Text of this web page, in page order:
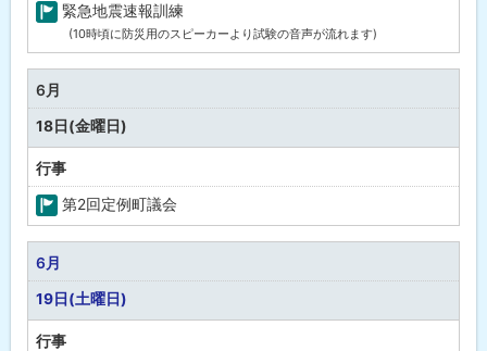
行
事
緊急地震速報訓練
(10時頃に防災用のスピーカーより試験の音声が流れます)
6月
18日(金曜日)
行事
町
の
行
事
第2回定例町議会
6月
19日(土曜日)
行事